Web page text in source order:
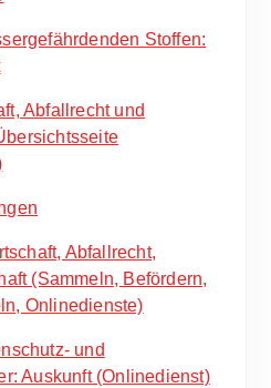
Stoffen:
Abfallrecht und
Abfallrecht,
(Sammeln, Befördern,
Onlinedienste)
und
Auskunft (Onlinedienst)